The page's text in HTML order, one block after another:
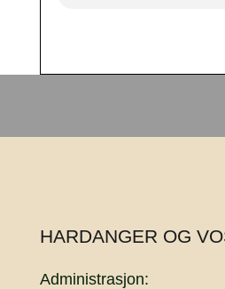
HARDANGER OG
Administrasjon: